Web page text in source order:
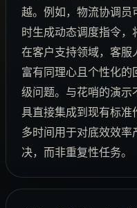
越。例如，物流协调员
时生成动态调度指令，
在客户支持领域，客
富有同理心且个性化
级问题。与花哨的演
具直接集成到现有标准
多时间用于对底效效
决，而非重复性任务。